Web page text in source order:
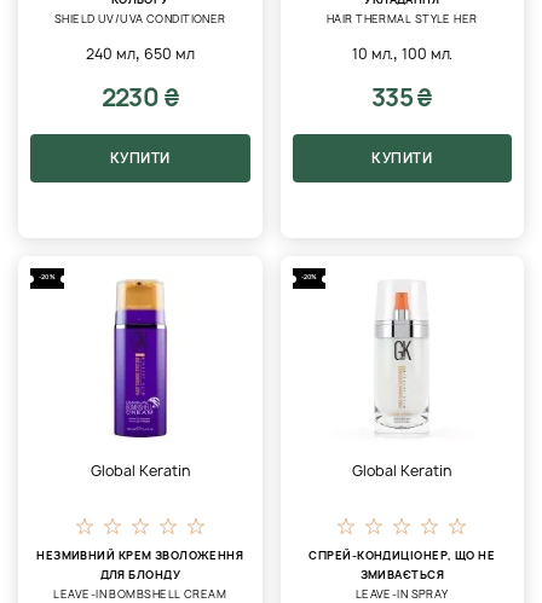
SHIELD UV/UVA CONDITIONER
240 мл, 650 мл
2230 ₴
КУПИТИ
HAIR THERMAL STYLE HER
10 мл., 100 мл.
335 ₴
КУПИТИ
-20%
Global Keratin
НЕЗМИВНИЙ КРЕМ ЗВОЛОЖЕННЯ
ДЛЯ БЛОНДУ
LEAVE-IN BOMBSHELL CREAM
-20%
Global Keratin
СПРЕЙ-КОНДИЦІОНЕР, ЩО НЕ
ЗМИВАЄТЬСЯ
LEAVE-IN SPRAY